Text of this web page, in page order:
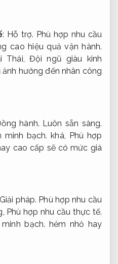
: Hỗ trợ. Phù hợp nhu cầu
cao hiệu quả vận hành.
Thái, Đội ngũ giàu kinh
hưởng đến nhân công
hành. Luôn sẵn sàng.
minh bạch. khá, Phù hợp
cao cấp sẽ có mức giá
Giải pháp. Phù hợp nhu cầu
Phù hợp nhu cầu thực tế.
bạch. hẻm nhỏ hay